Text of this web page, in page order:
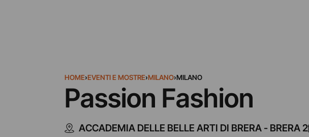
HOME›EVENTI E MOSTRE›MILANO›MILANO
Passion Fashion
ACCADEMIA DELLE BELLE ARTI DI BRERA - BRERA 2